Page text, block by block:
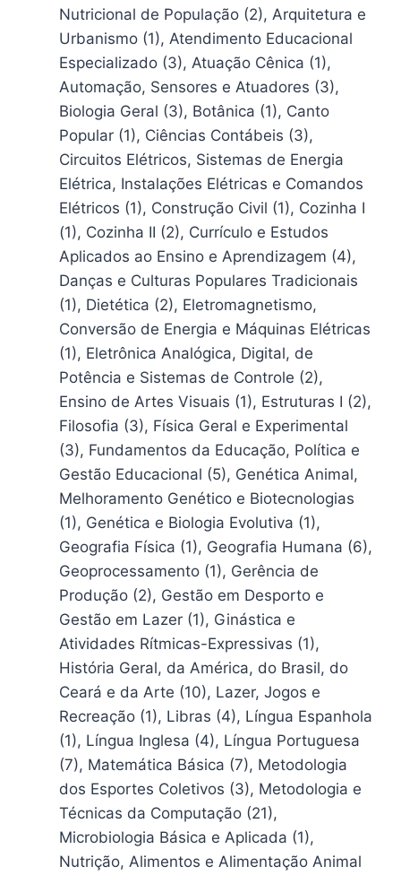
Nutricional de População (2), Arquitetura e
Urbanismo (1), Atendimento Educacional
Especializado (3), Atuação Cênica (1),
Automação, Sensores e Atuadores (3),
Biologia Geral (3), Botânica (1), Canto
Popular (1), Ciências Contábeis (3),
Circuitos Elétricos, Sistemas de Energia
Elétrica, Instalações Elétricas e Comandos
Elétricos (1), Construção Civil (1), Cozinha I
(1), Cozinha II (2), Currículo e Estudos
Aplicados ao Ensino e Aprendizagem (4),
Danças e Culturas Populares Tradicionais
(1), Dietética (2), Eletromagnetismo,
Conversão de Energia e Máquinas Elétricas
(1), Eletrônica Analógica, Digital, de
Potência e Sistemas de Controle (2),
Ensino de Artes Visuais (1), Estruturas I (2),
Filosofia (3), Física Geral e Experimental
(3), Fundamentos da Educação, Política e
Gestão Educacional (5), Genética Animal,
Melhoramento Genético e Biotecnologias
(1), Genética e Biologia Evolutiva (1),
Geografia Física (1), Geografia Humana (6),
Geoprocessamento (1), Gerência de
Produção (2), Gestão em Desporto e
Gestão em Lazer (1), Ginástica e
Atividades Rítmicas-Expressivas (1),
História Geral, da América, do Brasil, do
Ceará e da Arte (10), Lazer, Jogos e
Recreação (1), Libras (4), Língua Espanhola
(1), Língua Inglesa (4), Língua Portuguesa
(7), Matemática Básica (7), Metodologia
dos Esportes Coletivos (3), Metodologia e
Técnicas da Computação (21),
Microbiologia Básica e Aplicada (1),
Nutrição, Alimentos e Alimentação Animal